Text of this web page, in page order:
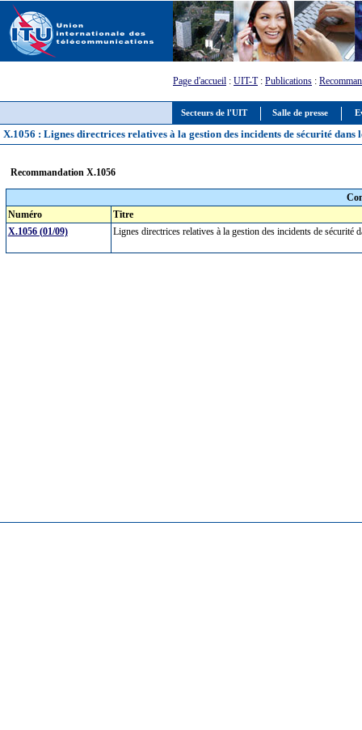
Secteurs de l'UIT Salle de presse
Page d'accueil : UIT-T: Publications :
X.1056 : Lignes directrices relatives à la gestion des incidents de sécurité dans
Recommandation X.1056
Numéro
Titre
X.1056 (01/09)
Lignes directrices relatives à la gestion des incidents de sécurité